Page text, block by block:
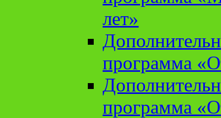
лет»
программа
программа